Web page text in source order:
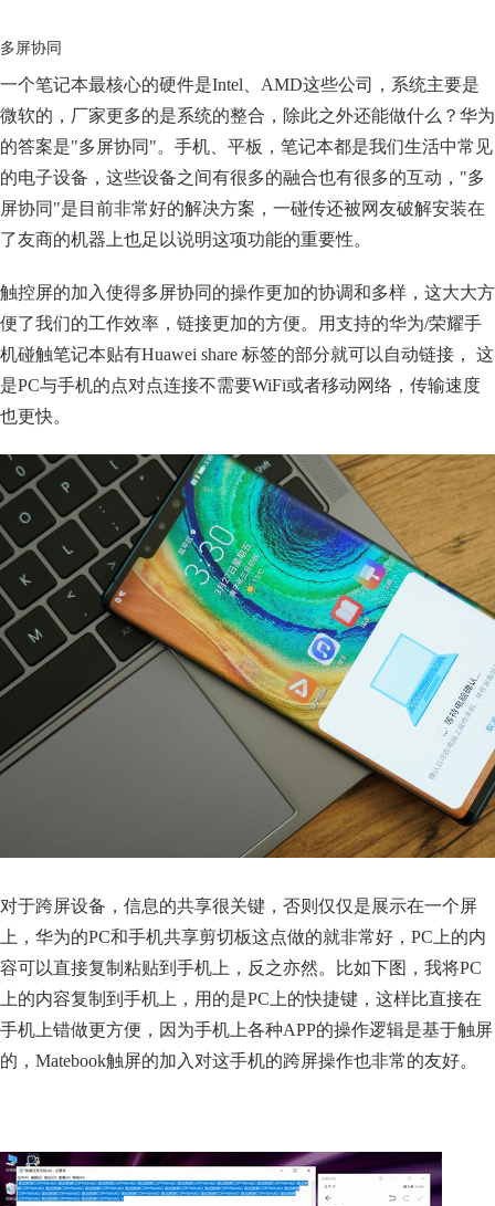
多屏协同
一个笔记本最核心的硬件是Intel、AMD这些公司，系统主要是
微软的，厂家更多的是系统的整合，除此之外还能做什么？华为
的答案是"多屏协同"。手机、平板，笔记本都是我们生活中常见
的电子设备，这些设备之间有很多的融合也有很多的互动，"多
屏协同"是目前非常好的解决方案，一碰传还被网友破解安装在
了友商的机器上也足以说明这项功能的重要性。
触控屏的加入使得多屏协同的操作更加的协调和多样，这大大方
便了我们的工作效率，链接更加的方便。用支持的华为/荣耀手
机碰触笔记本贴有Huawei share 标签的部分就可以自动链接， 这
是PC与手机的点对点连接不需要WiFi或者移动网络，传输速度
也更快。
对于跨屏设备，信息的共享很关键，否则仅仅是展示在一个屏
上，华为的PC和手机共享剪切板这点做的就非常好，PC上的内
容可以直接复制粘贴到手机上，反之亦然。比如下图，我将PC
上的内容复制到手机上，用的是PC上的快捷键，这样比直接在
手机上错做更方便，因为手机上各种APP的操作逻辑是基于触屏
的，Matebook触屏的加入对这手机的跨屏操作也非常的友好。